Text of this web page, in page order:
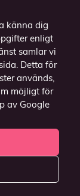
känna dig
enligt
samlar vi
Detta för
används,
möjligt för
av Google